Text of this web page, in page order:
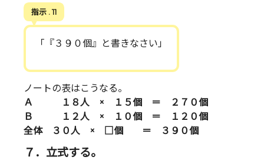
指示 . 11
「『３９０個』と書きなさい」
ノートの表はこうなる。
Ａ １８人 × １５個 ＝ ２７０個
Ｂ １２人 × １０個 ＝ １２０個
全体 ３０人 × □個 ＝ ３９０個
７．立式する。